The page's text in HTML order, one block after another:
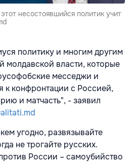
несостоявшийся политик учит
политику и многим другим
молдавской власти, которые
месседжи и
к конфронтации с Россией,
и матчасть", - заявил
угодно, развязывайте
не трогайте русских.
России – самоубийство